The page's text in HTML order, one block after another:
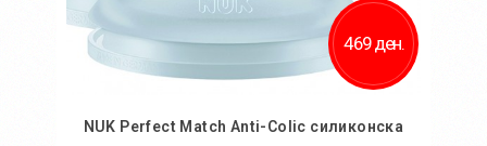
469 ден.
NUK Perfect Match Anti-Colic силиконска